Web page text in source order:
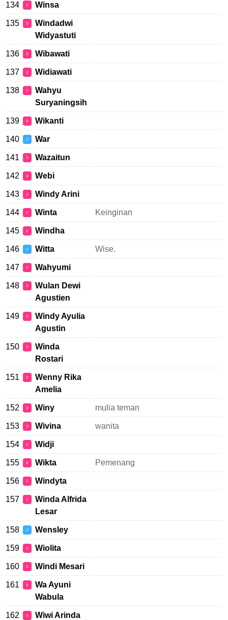
134 ♀ Winsa
135 ♀
Windadwi
Widyastuti
136 ♀ Wibawati
137 ♀ Widiawati
138 ♀
Wahyu
Suryaningsih
139 ♀ Wikanti
140 ♂ War
141 ♀ Wazaitun
142 ♀ Webi
143 ♀ Windy Arini
144 ♀ Winta Keinginan
145 ♀ Windha
146 ♂ Witta Wise.
147 ♀ Wahyumi
148 ♀
Wulan Dewi
Agustien
149 ♀
Windy Ayulia
Agustin
150 ♀
Winda
Rostari
151 ♀
Wenny Rika
Amelia
152 ♀ Winy mulia teman
153 ♀ Wivina wanita
154 ♀ Widji
155 ♀ Wikta Pemenang
156 ♀ Windyta
157 ♀
Winda Alfrida
Lesar
158 ♂ Wensley
159 ♀ Wiolita
160 ♀ Windi Mesari
161 ♀
Wa Ayuni
Wabula
162 ♀ Wiwi Arinda